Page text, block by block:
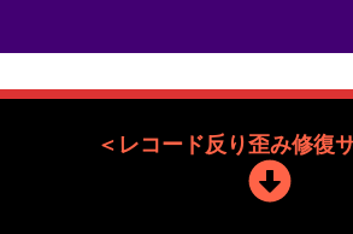
＜レコード反り歪み修復